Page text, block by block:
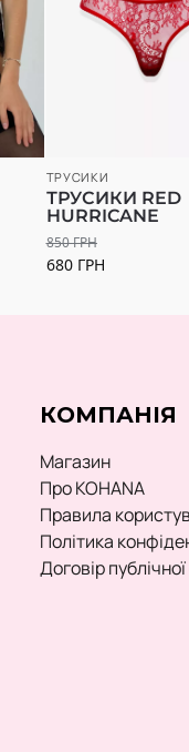
ТРУСИКИ
ТРУСИКИ RED
HURRICANE
850ГРН
680 ГРН
КОМПАНІЯ
Магазин
Про KOHANA
Правила
Політика
Договір